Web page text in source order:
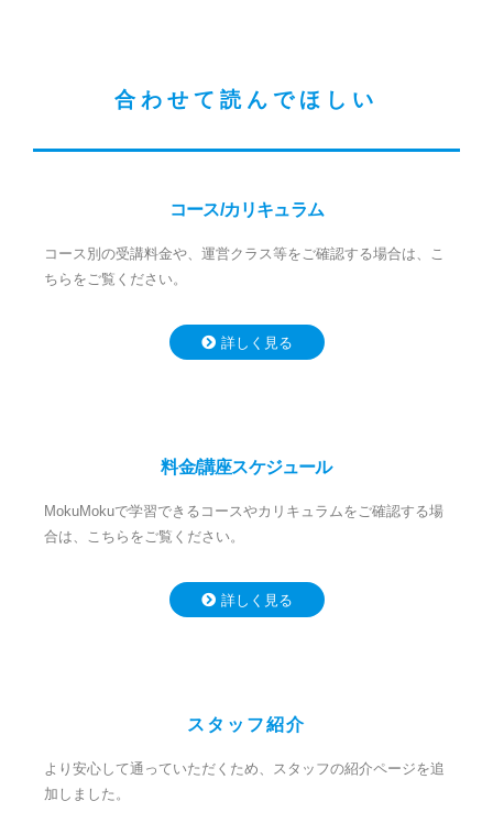
合わせて読んでほしい
コース/カリキュラム
コース別の受講料金や、運営クラス等をご確認する場合は、こ
ちらをご覧ください。
詳しく見る
料金/講座スケジュール
MokuMokuで学習できるコースやカリキュラムをご確認する場
合は、こちらをご覧ください。
詳しく見る
スタッフ紹介
より安心して通っていただくため、スタッフの紹介ページを追
加しました。